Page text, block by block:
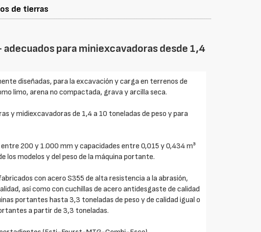
de tierras
para miniexcavadoras desde 1,4
diseñadas, para la excavación y carga en terrenos de
limo, arena no compactada, grava y arcilla seca.
y midiexcavadoras de 1,4 a 10 toneladas de peso y para
200 y 1.000 mm y capacidades entre 0,015 y 0,434 m³
los modelos y del peso de la máquina portante.
con acero S355 de alta resistencia a la abrasión,
así como con cuchillas de acero antidesgaste de calidad
portantes hasta 3,3 toneladas de peso y de calidad igual o
a partir de 3,3 toneladas.